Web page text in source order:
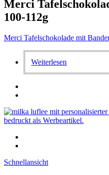
Merci
100-112g
Merci Tafelschokolade mit
Weiterlesen
Schnellansicht